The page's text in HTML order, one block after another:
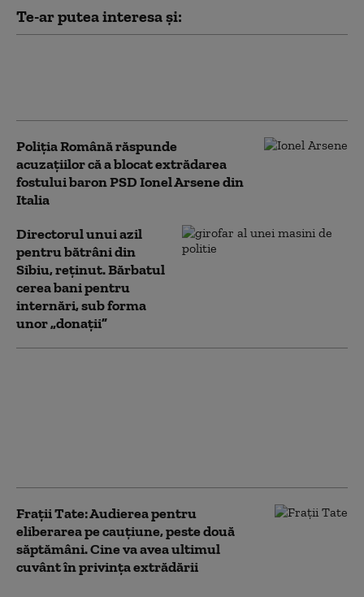
Te-ar putea interesa și:
Poliția Română răspunde
acuzațiilor că a blocat extrădarea
fostului baron PSD Ionel Arsene din
Italia
Directorul unui azil
pentru bătrâni din
Sibiu, reținut. Bărbatul
cerea bani pentru
internări, sub forma
unor „donații”
Fraţii Tate: Audierea pentru
eliberarea pe cauţiune, peste două
săptămâni. Cine va avea ultimul
cuvânt în privința extrădării